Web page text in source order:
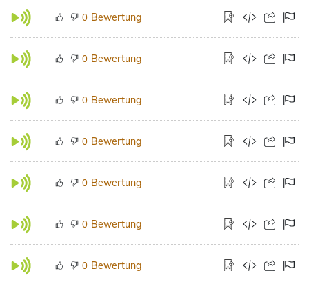
0 Bewertung
0 Bewertung
0 Bewertung
0 Bewertung
0 Bewertung
0 Bewertung
0 Bewertung